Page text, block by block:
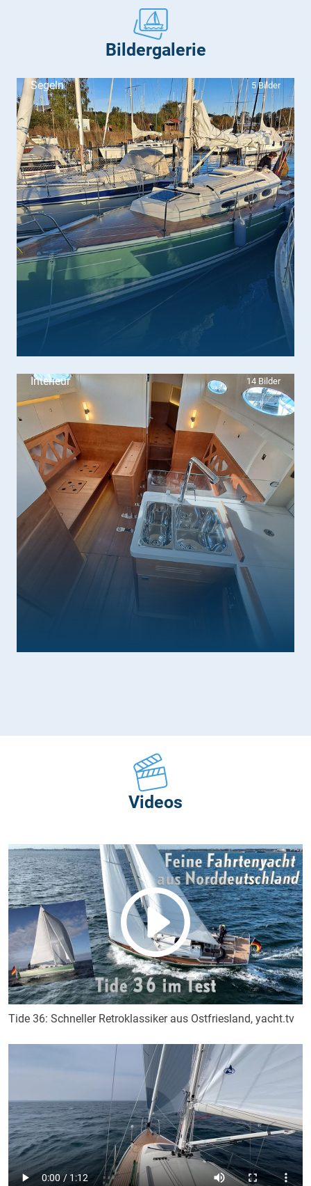
Bildergalerie
Segeln 5 Bilder
Interieur 14 Bilder
Videos
Tide 36: Schneller Retroklassiker aus Ostfriesland, yacht.tv